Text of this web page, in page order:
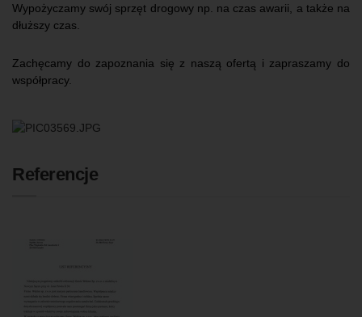
Wypożyczamy swój sprzęt drogowy np. na czas awarii, a także na
dłuższy czas.
Zachęcamy do zapoznania się z naszą ofertą i zapraszamy do
współpracy.
Referencje